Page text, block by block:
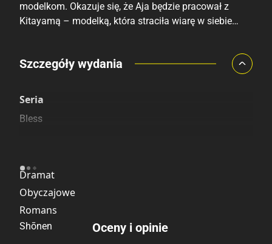
modelkom. Okazuje się, że Aja będzie pracował z
Kitayamą – modelką, która straciła wiarę w siebie…
Porównaj ceny
Szczegóły wydania
Seria
Bless
Dramat
Obyczajowe
Romans
Shōnen Oceny i opinie